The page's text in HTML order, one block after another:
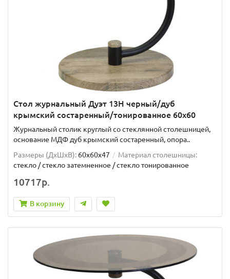
Стол журнальный Дуэт 13Н черный/дуб
крымский состаренный/тонированное 60х60
Журнальный столик круглый со стеклянной столешницей,
основание МДФ дуб крымский состаренный, опора..
Размеры (ДхШxВ): 60х60х47
Материал столешницы:
стекло / стекло затемненное / стекло тонированное
10717р.
В корзину